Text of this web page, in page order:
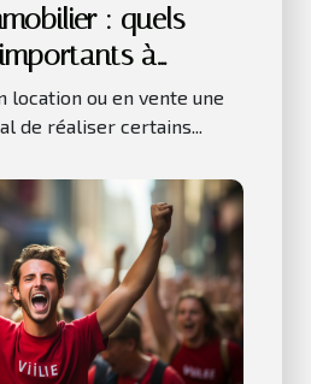
: quels
à
la location ou la
?
location ou en vente une
de réaliser certains...